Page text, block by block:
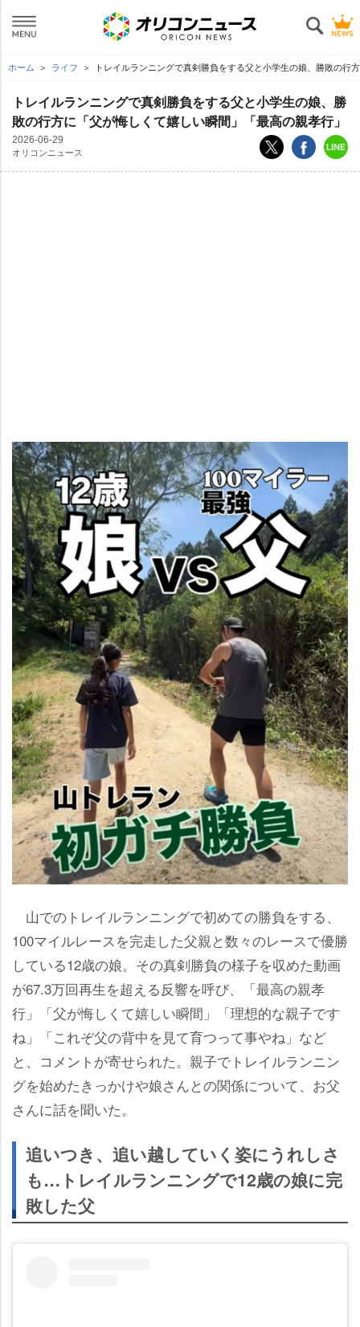
ホーム ライフ トレイルランニングで真剣勝負をする父と小学生の娘、勝敗の行
トレイルランニングで真剣勝負をする父と小学生の娘、勝
敗の行方に「父が悔しくて嬉しい瞬間」「最高の親孝行」
2026-06-29
オリコンニュース
山でのトレイルランニングで初めての勝負をする、
100マイルレースを完走した父親と数々のレースで優勝
している12歳の娘。その真剣勝負の様子を収めた動画
が67.3万回再生を超える反響を呼び、「最高の親孝
行」「父が悔しくて嬉しい瞬間」「理想的な親子です
ね」「これぞ父の背中を見て育つって事やね」など
と、コメントが寄せられた。親子でトレイルランニン
グを始めたきっかけや娘さんとの関係について、お父
さんに話を聞いた。
追いつき、追い越していく姿にうれしさ
も…トレイルランニングで12歳の娘に完
敗した父